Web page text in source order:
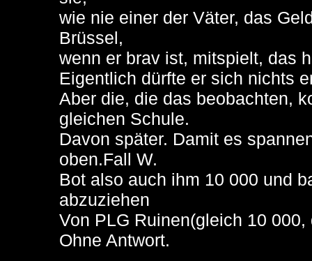
wie nie einer der Väter, das
Brüssel,
wenn er brav ist, mitspielt, das
Eigentlich dürfte er sich nichts
Aber die, die das beobachten,
gleichen Schule.
Davon später. Damit es
oben.Fall W.
Bot also auch ihm 10 000 und
abzuziehen
Von PLG Ruinen(gleich 10
Ohne Antwort.